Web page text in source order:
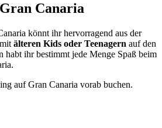
Canaria
könnt ihr hervorragend aus der
älteren Kids oder Teenagern auf den
habt ihr bestimmt jede Menge Spaß beim
auf Gran Canaria vorab buchen.